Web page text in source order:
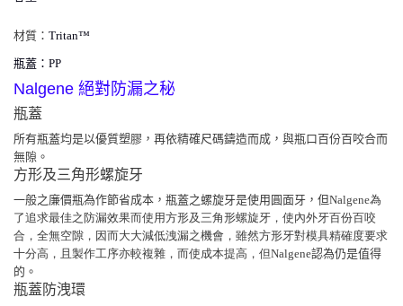
材質： Tritan™
瓶蓋：PP
Nalgene 絕對防漏之秘
瓶蓋
所有瓶蓋均是以優質塑膠，再依精確尺碼鑄造而成，與瓶口百份百咬合而
無隙。
方形及三角形螺旋牙
一般之廉價瓶為作節省成本，瓶蓋之螺旋牙是使用圓面牙，但Nalgene為
了追求最佳之防漏效果而使用方形及三角形螺旋牙，使內外牙百份百咬
合，全無空隙，因而大大減低洩漏之機會，雖然方形牙對模具精確度要求
十分高，且製作工序亦較複雜，而使成本提高，但Nalgene認為仍是值得
的。
瓶蓋防洩環